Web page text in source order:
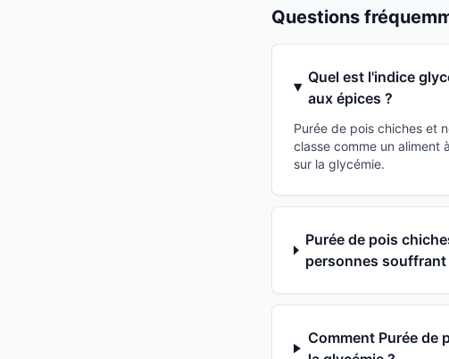
Questions
Quel est l'indice
aux épices ?
Purée de pois chiches et
classe comme un aliment
sur la glycémie.
Purée de pois
personnes souffrant
Comment Purée de